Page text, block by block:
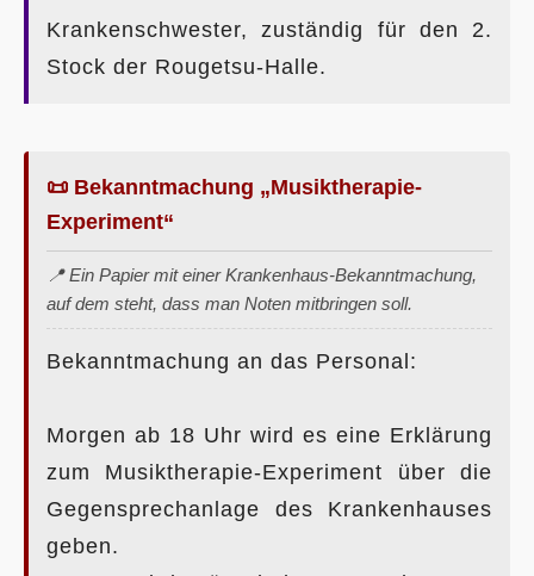
Krankenschwester, zuständig für den 2.
Stock der Rougetsu-Halle.
📜 Bekanntmachung „Musiktherapie-
Experiment“
📍 Ein Papier mit einer Krankenhaus-Bekanntmachung,
auf dem steht, dass man Noten mitbringen soll.
Bekanntmachung an das Personal:
Morgen ab 18 Uhr wird es eine Erklärung
zum Musiktherapie-Experiment über die
Gegensprechanlage des Krankenhauses
geben.